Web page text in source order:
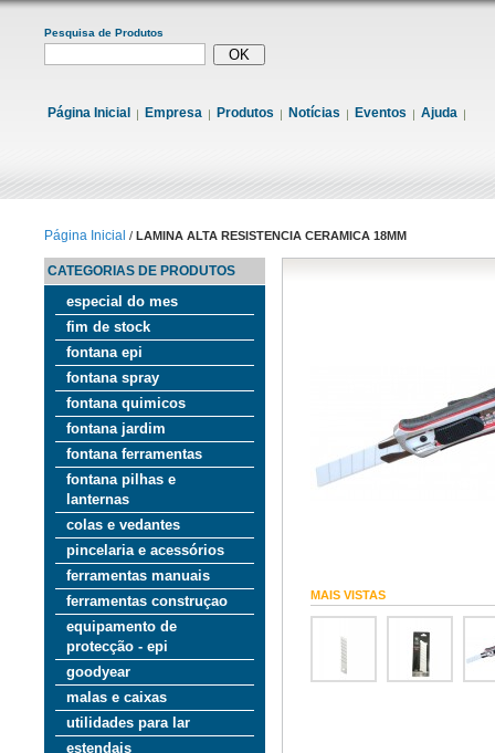
Pesquisa de Produtos
Página Inicial Empresa Produtos Notícias Eventos Ajuda
Página Inicial / LAMINA ALTA RESISTENCIA CERAMICA 18MM
CATEGORIAS DE PRODUTOS
especial do mes
fim de stock
fontana epi
fontana spray
fontana quimicos
fontana jardim
fontana ferramentas
fontana pilhas e
lanternas
colas e vedantes
pincelaria e acessórios
ferramentas manuais
ferramentas construçao
equipamento de
protecção - epi
goodyear
malas e caixas
utilidades para lar
estendais
MAIS VISTAS